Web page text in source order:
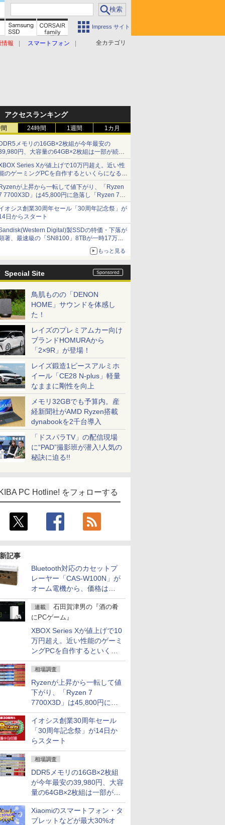
Impress サイト
全カテゴリ
情報 スマートフォン
アクセスランキング
24時間 1週間 1カ月
メモリの16GB×2枚組が今年最安の
円、大容量の64GB×2枚組は一部が続騰
月前半のメモリ価格]
Series Xが値上げで10万円超え。近い性
のゲーミングPCを自作するといくらになる？
石田賀津男の『酒の肴にPCゲーム』】
が上昇から一転して値下がり、「Ryzen
7700X3D」は45,800円に急落し「Ryzen 7
」との価格逆転解消 [8月前半のCPU
格]
オシス創業30周年セール「30周年記念祭」が
日からスタート
Digital)製SSDの特価・下落が
著、最速級の「SN8100」8TBが一時17万円
もっと見る
Special Site
鳥肌ものの「DENON
HOME」サウンドを体感し
た！
レイズのプレミアムカー向け
ブランドHOMURAから
「2×9R」が登場！
レイズ鍛造1ピースアルミホ
イール「CE28 N-plus」軽量
なままに剛性を向上
メモリ32GBでも予算内。産
経新聞社がAMD Ryzen搭載
dynabookを2千台導入
「ドスパラTV」の配信現場
に“PAD”撮影班が潜入!人気の
秘訣に迫る!!
PC Hotline! をフォローする
記事
Bluetooth対応のカセットプ
レーヤー「CAS-W100N」が
オーム電機から、価格は
5,940円
連載
石田賀津男の『酒の肴
にPCゲーム』
XBOX Series Xが値上げで10
万円超え。近い性能のゲーミ
ングPCを自作するといくら
になる？
相場調査
Ryzenが上昇から一転して値
下がり、「Ryzen 7
7700X3D」は45,800円に急
落し「Ryzen 7 7800X3D」
との価格逆転解消 [8月前半の
CPU価格]
イオシス創業30周年セール
「30周年記念祭」が14日か
らスタート
相場調査
DDR5メモリの16GB×2枚組
が今年最安の39,980円、大容
量の64GB×2枚組は一部が続
騰 [8月前半のメモリ価格]
Xiaomiのスマートフォン・タ
ブレットなどが最大30%オ